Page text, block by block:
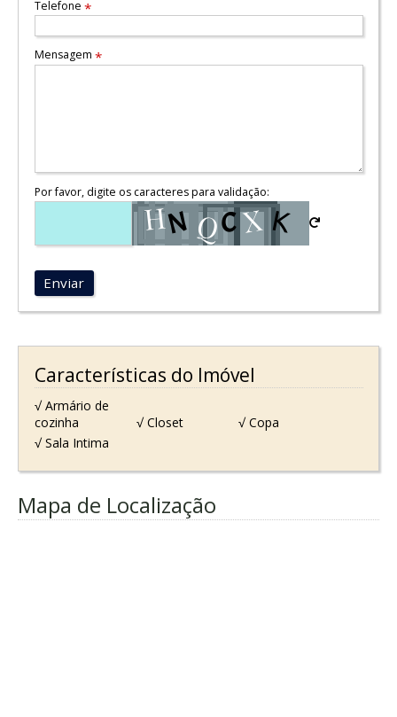
Telefone *
Mensagem *
Por favor, digite os caracteres para validação:
Enviar
Características do Imóvel
√ Armário de
cozinha
√ Closet
√ Copa
√ Sala Intima
Mapa de Localização